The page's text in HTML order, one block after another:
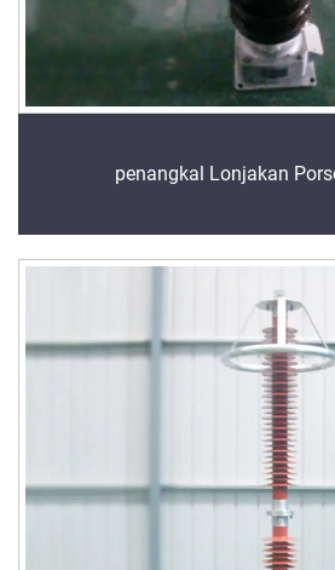
penangkal Lonjakan